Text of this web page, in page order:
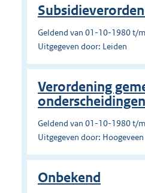
Geldend van 01-10-1980 t/
Uitgegeven door: Leiden
Verordening
onderscheidingen
Geldend van 01-10-1980 t/
Uitgegeven door: Hoogeveen
Onbekend